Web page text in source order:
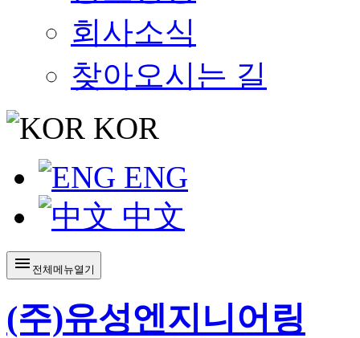
회사소식
찾아오시는 길
KOR
ENG
中文
menu 전체메뉴열기
(주)유성엔지니어링